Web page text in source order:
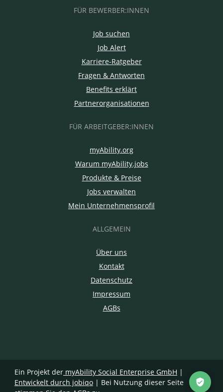
FÜR BEWERBER:INNEN
Job suchen
Job Alert
Karriere-Ratgeber
Fragen & Antworten
Benefits erklärt
Partnerorganisationen
FÜR ARBEITGEBER:INNEN
myAbility.org
Warum myAbility.jobs
Produkte & Preise
Jobs verwalten
Mein Unternehmensprofil
ALLGEMEIN
Über uns
Kontakt
Datenschutz
Impressum
AGBs
Ein Projekt der myAbility Social Enterprise GmbH |
Entwickelt durch jobiqo | Bei Nutzung dieser Seite